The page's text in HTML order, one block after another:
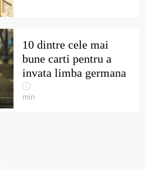
10 dintre cele mai
bune carti pentru a
invata limba germana
min